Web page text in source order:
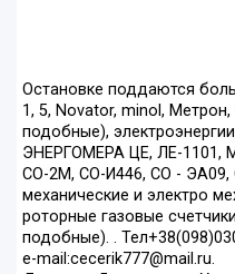
Остановке поддаются
1, 5, Novator, minol,
подобные),
ЭНЕРГОМЕРА ЦЕ, ЛЕ-1101,
СО-2М, СО-И446, СО -
механические и электро
роторные газовые
подобные). .
e-mail:cecerik777@mail.ru.